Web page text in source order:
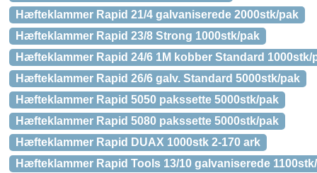
Hæfteklammer Rapid 21/4 galvaniserede 2000stk/pak
Hæfteklammer Rapid 23/8 Strong 1000stk/pak
Hæfteklammer Rapid 24/6 1M kobber Standard 1000stk/
Hæfteklammer Rapid 26/6 galv. Standard 5000stk/pak
Hæfteklammer Rapid 5050 pakssette 5000stk/pak
Hæfteklammer Rapid 5080 pakssette 5000stk/pak
Hæfteklammer Rapid DUAX 1000stk 2-170 ark
Hæfteklammer Rapid Tools 13/10 galvaniserede